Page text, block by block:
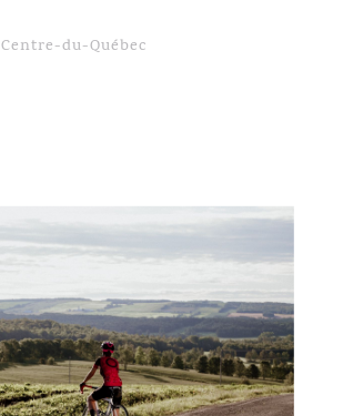
Centre-du-Québec